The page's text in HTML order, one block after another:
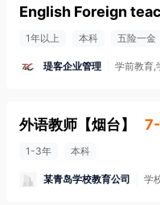
English Foreign
1年以上 本科 五险一金
瑅客企业管理 学前教育,
外语教师 【烟台】
1-3年 本科
某青岛学校教育公司 学